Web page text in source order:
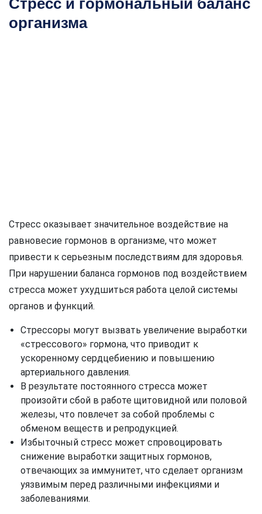
Стресс и гормональный баланс
организма
Стресс оказывает значительное воздействие на
равновесие гормонов в организме, что может
привести к серьезным последствиям для здоровья.
При нарушении баланса гормонов под воздействием
стресса может ухудшиться работа целой системы
органов и функций.
Стрессоры могут вызвать увеличение выработки
«стрессового» гормона, что приводит к
ускоренному сердцебиению и повышению
артериального давления.
В результате постоянного стресса может
произойти сбой в работе щитовидной или половой
железы, что повлечет за собой проблемы с
обменом веществ и репродукцией.
Избыточный стресс может спровоцировать
снижение выработки защитных гормонов,
отвечающих за иммунитет, что сделает организм
уязвимым перед различными инфекциями и
заболеваниями.